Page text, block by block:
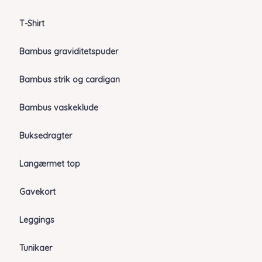
T-Shirt
Bambus graviditetspuder
Bambus strik og cardigan
Bambus vaskeklude
Buksedragter
Langærmet top
Gavekort
Leggings
Tunikaer